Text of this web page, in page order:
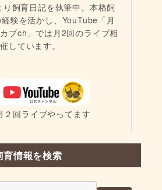
飼育日記を執筆中。本格飼
験を活かし、YouTube「月
ブch」では月2回のライブ相
しています。
２回ライブやってます
育情報を検索